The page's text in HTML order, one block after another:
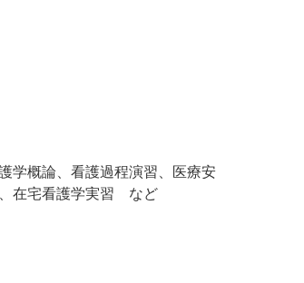
学概論、看護過程演習、医療安
、在宅看護学実習 など